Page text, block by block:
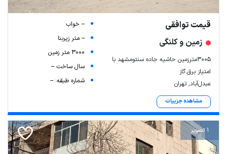
قیمت توافقی
زمین و کلنگی
3005مترزمین حاشیه جاده سنتومشهد با
امتیاز برق.گاز
عبدل‌آباد, تهران
مشاهده جزییات
-- خواب
-- متر زیربنا
3000 متر زمین
سال ساخت --
شماره طبقه: --
1 تصویر